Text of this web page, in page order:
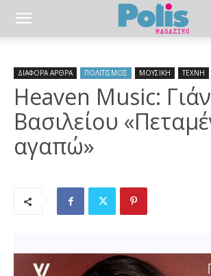
ΔΙΑΦΟΡΑ ΑΡΘΡΑ ΠΟΛΙΤΙΣΜΟΣ ΜΟΥΣΙΚΗ ΤΕΧΝΗ
Heaven Music:
Βασιλείου
αγαπώ»